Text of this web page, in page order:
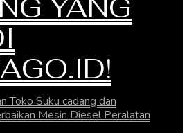
YANG
Toko Suku cadang dan
Mesin Diesel Peralatan